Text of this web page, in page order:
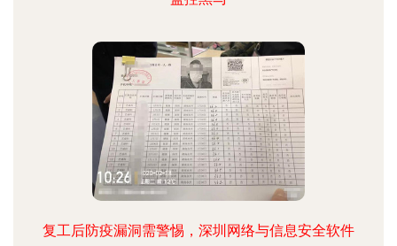
复工后防疫漏洞需警惕，深圳网络与信息安全软件